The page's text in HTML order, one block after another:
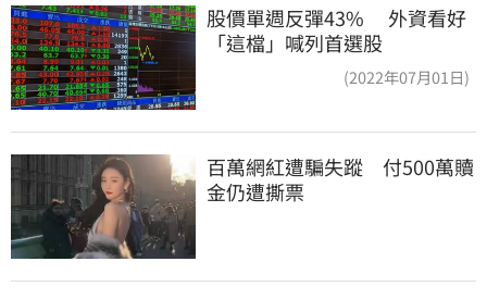
股價單週反彈43% 外資看好
「這檔」喊列首選股
(2022年07月01日)
百萬網紅遭騙失蹤　付500萬贖
金仍遭撕票